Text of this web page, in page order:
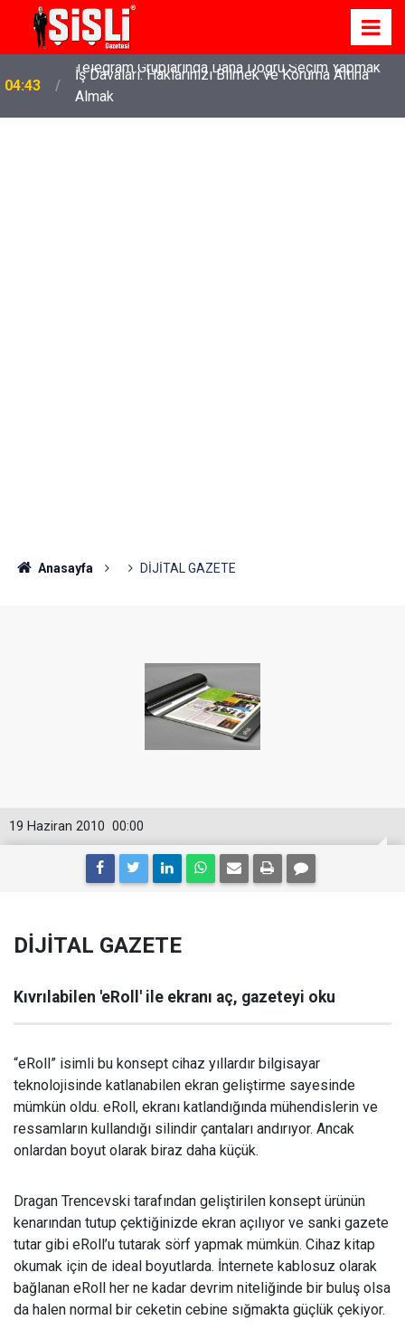
04:43
İş Davaları: Haklarınızı Bilmek ve Koruma Altına
Almak
Anasayfa DİJİTAL GAZETE
00:00
19 Haziran 2010
DİJİTAL GAZETE
Kıvrılabilen 'eRoll' ile ekranı aç, gazeteyi oku
“eRoll” isimli bu konsept cihaz yıllardır bilgisayar
teknolojisinde katlanabilen ekran geliştirme sayesinde
mümkün oldu. eRoll, ekranı katlandığında mühendislerin ve
ressamların kullandığı silindir çantaları andırıyor. Ancak
onlardan boyut olarak biraz daha küçük.
Dragan Trencevski tarafından geliştirilen konsept ürünün
kenarından tutup çektiğinizde ekran açılıyor ve sanki gazete
tutar gibi eRoll’u tutarak sörf yapmak mümkün. Cihaz kitap
okumak için de ideal boyutlarda. İnternete kablosuz olarak
bağlanan eRoll her ne kadar devrim niteliğinde bir buluş olsa
da halen normal bir ceketin cebine sığmakta güçlük çekiyor.